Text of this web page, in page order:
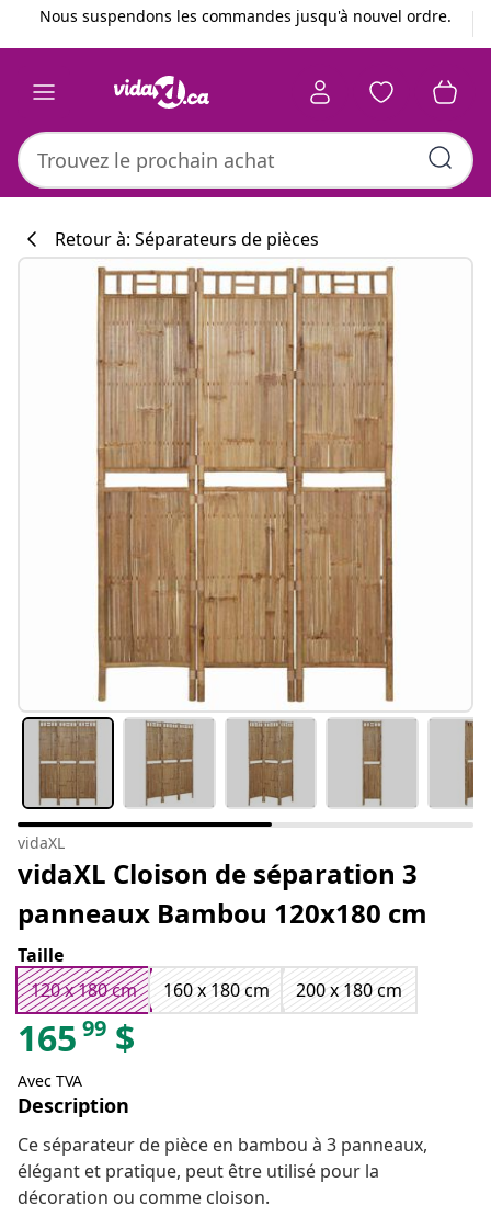
Précédent
Suivant
Nous suspendons les commandes jusqu'à nouvel ordre.
Retour à: Séparateurs de pièces
vidaXL
vidaXL Cloison de séparation 3
panneaux Bambou 120x180 cm
Taille
120 x 180 cm
160 x 180 cm 200 x 180 cm
165 99 $
Avec TVA
Description
Ce séparateur de pièce en bambou à 3 panneaux,
élégant et pratique, peut être utilisé pour la
décoration ou comme cloison.